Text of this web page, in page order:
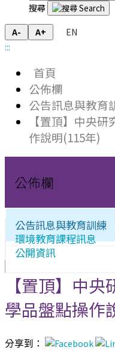
搜尋
A- A+
EN
:::
首頁
公佈欄
公告訊息與教育
【置頂】中央
作說明(115年)
公佈欄
公告訊息與教育訓練
環境教育課程訊息
公開資訊
【置頂】中
學品盤點操作
分享到：